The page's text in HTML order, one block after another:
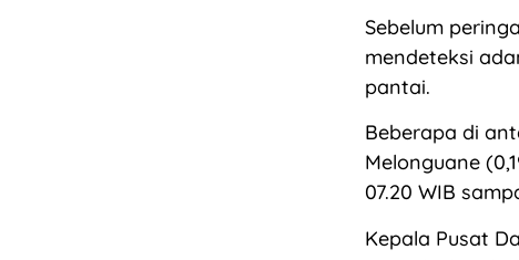
Sebelum
mendeteksi
pantai.
Beberapa di
Melonguane
07.20 WIB
Kepala Pusat